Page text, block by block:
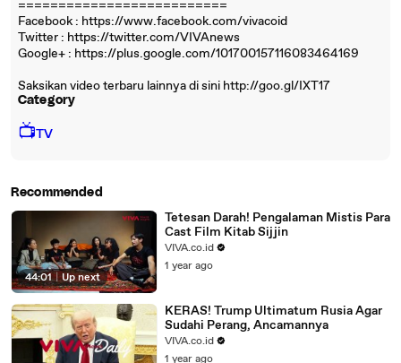
==========================
Facebook : https://www.facebook.com/vivacoid
Twitter : https://twitter.com/VIVAnews‎
Google+ : https://plus.google.com/101700157116083464169
Saksikan video terbaru lainnya di sini http://goo.gl/IXT17
Category
📺TV
Recommended
44:01 | Up next
Tetesan Darah! Pengalaman Mistis Para
Cast Film Kitab Sijjin
VIVA.co.id
1 year ago
KERAS! Trump Ultimatum Rusia Agar
Sudahi Perang, Ancamannya
VIVA.co.id
1 year ago